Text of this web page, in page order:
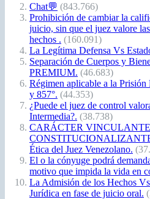
Chat💬 (843.766)
Prohibición de cambiar la
juicio, sin que el juez valore
hechos . (160.091)
La Legítima Defensa Vs
Separación de Cuerpos y
PREMIUM. (46.683)
Régimen aplicable a la
y 857°. (44.353)
¿Puede el juez de control
Intermedia?. (38.738)
CARÁCTER
Ética del Juez Venezolano.
El o la cónyuge podrá
motivo que impida la vida en
La Admisión de los Hechos
Jurídica en fase de juicio oral.